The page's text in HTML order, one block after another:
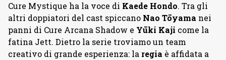
Cure Mystique ha la voce di Kaede Hondo. Tra gli
altri doppiatori del cast spiccano Nao Tōyama nei
panni di Cure Arcana Shadow e Yūki Kaji come la
fatina Jett. Dietro la serie troviamo un team
creativo di grande esperienza: la regia è affidata a